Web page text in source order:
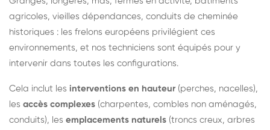
agricoles, vieilles dépendances, conduits de cheminée
historiques : les frelons européens privilégient ces
environnements, et nos techniciens sont équipés pour y
intervenir dans toutes les configurations.
Cela inclut les interventions en hauteur (perches, nacelles),
les accès complexes (charpentes, combles non aménagés,
conduits), les emplacements naturels (troncs creux, arbres